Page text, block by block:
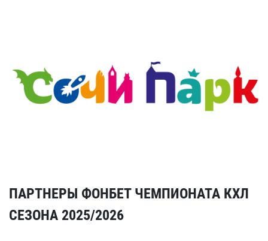
ПАРТНЕРЫ ФОНБЕТ ЧЕМПИОНАТА КХЛ
СЕЗОНА 2025/2026